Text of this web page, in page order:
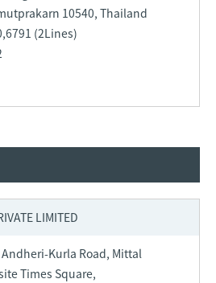
10540, Thailand
(2Lines)
LIMITED
Andheri-Kurla Road, Mittal
Times Square,